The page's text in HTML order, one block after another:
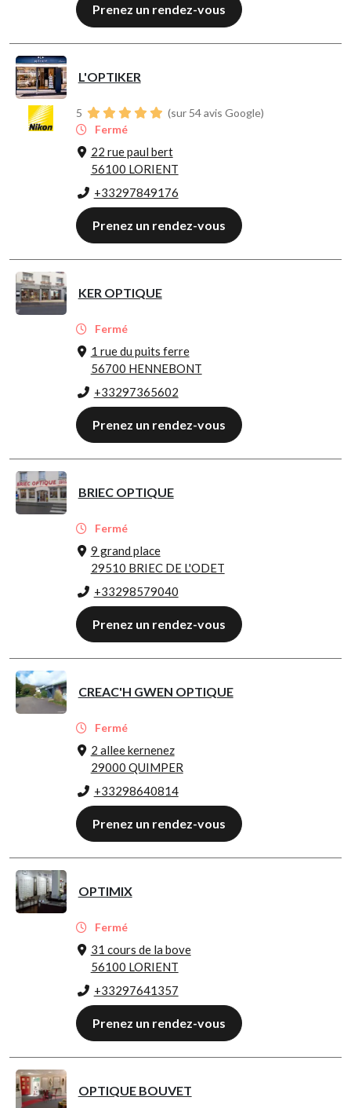
Prenez un rendez-vous
L'OPTIKER
5
(sur 54 avis Google)
Fermé
22 rue paul bert
56100 LORIENT
+33297849176
Prenez un rendez-vous
KER OPTIQUE
Fermé
1 rue du puits ferre
56700 HENNEBONT
+33297365602
Prenez un rendez-vous
BRIEC OPTIQUE
Fermé
9 grand place
29510 BRIEC DE L'ODET
+33298579040
Prenez un rendez-vous
CREAC'H GWEN OPTIQUE
Fermé
2 allee kernenez
29000 QUIMPER
+33298640814
Prenez un rendez-vous
OPTIMIX
Fermé
31 cours de la bove
56100 LORIENT
+33297641357
Prenez un rendez-vous
OPTIQUE BOUVET